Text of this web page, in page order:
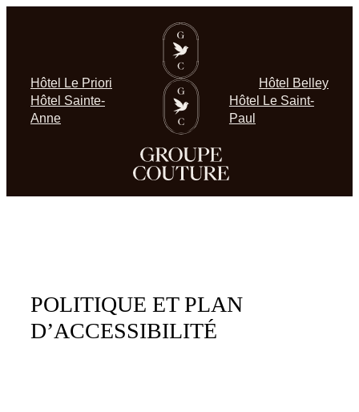
Hôtel Le Priori
Hôtel Sainte-
Anne
Hôtel Belley
Hôtel Le Saint-
Paul
POLITIQUE ET PLAN
D’ACCESSIBILITÉ